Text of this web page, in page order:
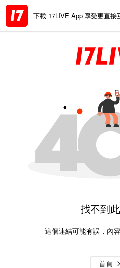
下載 17LIVE App 享受更直接
找不到
這個連結可能有誤，內
首頁